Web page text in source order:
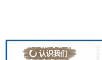
认识我们